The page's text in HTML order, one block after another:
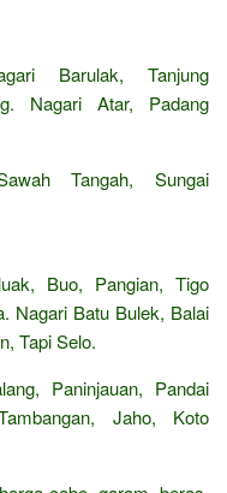
Barulak, Tanjung
Nagari Atar, Padang
Tangah, Sungai
Buo, Pangian, Tigo
Nagari Batu Bulek, Balai
Tapi Selo.
Paninjauan, Pandai
Jaho, Koto